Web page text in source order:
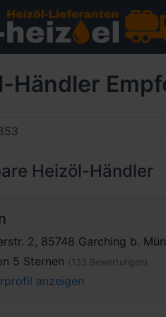
Händler
Heizöl-Händler
2, 85748 Garching b.
5 Sternen (133 Bewertungen)
anzeigen